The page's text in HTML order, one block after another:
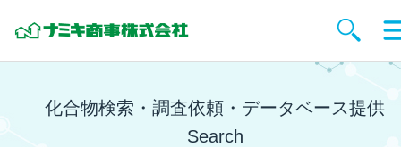
化合物検索・調査依頼・データベース提供
Search